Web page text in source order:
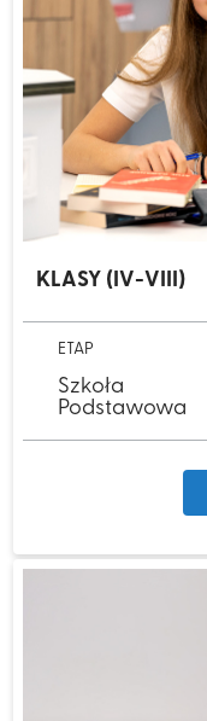
KLASY (IV-VIII)
ETAP
Szkoła
Podstawowa